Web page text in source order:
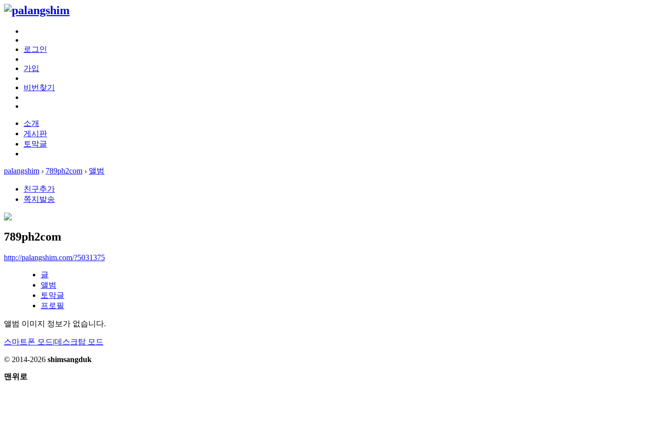
로그인
가입
비번찾기
소개
게시판
토막글
palangshim › 789ph2com › 앨범
친구추가
쪽지발송
789ph2com
http://palangshim.com/?5031375
글
앨범
토막글
프로필
앨범 이미지 정보가 없습니다.
스마트폰 모드|데스크탑 모드
© 2014-2026 shimsangduk
맨위로